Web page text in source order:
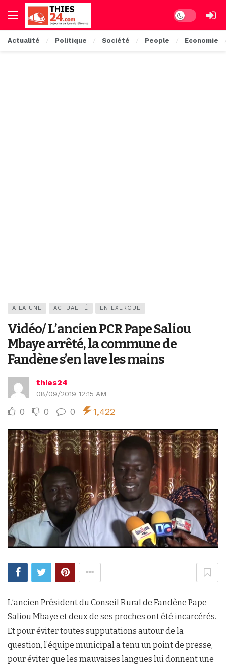
Dark mode
Actualité Politique Société People Economie
A LA UNE ACTUALITÉ EN EXERGUE
Vidéo/ L’ancien PCR Pape Saliou
Mbaye arrêté, la commune de
Fandène s’en lave les mains
thies24
08/09/2019 12:15 AM
0 0 0 1,422
L’ancien Président du Conseil Rural de Fandène Pape
Saliou Mbaye et deux de ses proches ont été incarcérés.
Et pour éviter toutes supputations autour de la
question, l’équipe municipal a tenu un point de presse,
pour éviter que les mauvaises langues lui donnent une